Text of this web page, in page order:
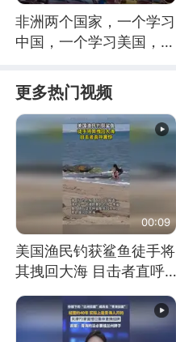
非洲两个国家，一个学习
中国，一个学习美国，结
更多热门视频
00:09
美国渔民钓获鲨鱼徒手将
其拽回大海 目击者直呼
消息）